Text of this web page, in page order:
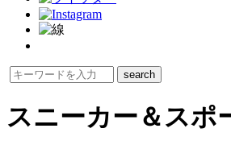
スニーカー＆スポ